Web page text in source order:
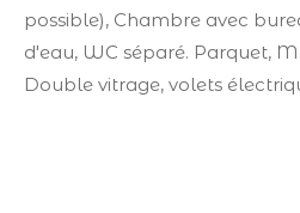
possible), Chambre avec
d'eau, WC séparé. Parquet,
Double vitrage, volets